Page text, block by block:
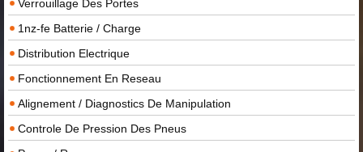
Verrouillage Des Portes
1nz-fe Batterie / Charge
Distribution Electrique
Fonctionnement En Reseau
Alignement / Diagnostics De Manipulation
Controle De Pression Des Pneus